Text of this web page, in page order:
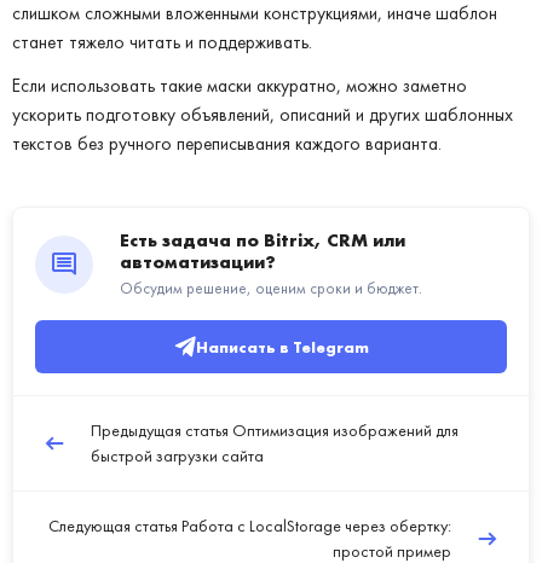
слишком сложными вложенными конструкциями, иначе шаблон
станет тяжело читать и поддерживать.
Если использовать такие маски аккуратно, можно заметно
ускорить подготовку объявлений, описаний и других шаблонных
текстов без ручного переписывания каждого варианта.
Есть задача по Bitrix, CRM или
автоматизации?
Обсудим решение, оценим сроки и бюджет.
Написать в Telegram
Предыдущая статья Оптимизация изображений для
быстрой загрузки сайта
Следующая статья Работа с LocalStorage через обертку:
простой пример